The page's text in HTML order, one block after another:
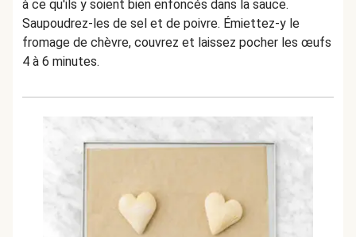
à ce qu'ils y soient bien enfoncés dans la sauce.
Saupoudrez-les de sel et de poivre. Émiettez-y le
fromage de chèvre, couvrez et laissez pocher les œufs
4 à 6 minutes.